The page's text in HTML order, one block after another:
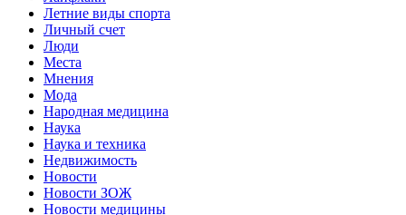
Летние виды спорта
Личный счет
Люди
Места
Мнения
Мода
Народная медицина
Наука
Наука и техника
Недвижимость
Новости
Новости ЗОЖ
Новости медицины